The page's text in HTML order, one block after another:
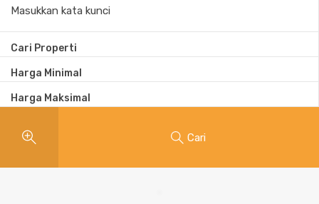
Cari Properti
Harga Minimal
Harga Maksimal
Cari